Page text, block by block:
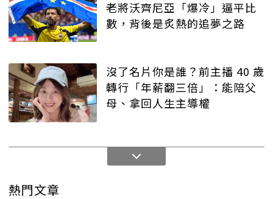
老將沃齊尼亞「爆冷」逼平比
數，背後是炙熱的追夢之路
沒了名片你是誰？前主播 40 歲
轉行「年薪翻三倍」：能陪父
母、拿回人生主導權
熱門文章